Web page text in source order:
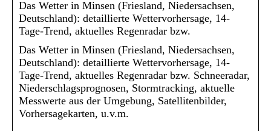
Das Wetter in Minsen (Friesland, Niedersachsen,
Deutschland): detaillierte Wettervorhersage, 14-
Tage-Trend, aktuelles Regenradar bzw.
Das Wetter in Minsen (Friesland, Niedersachsen,
Deutschland): detaillierte Wettervorhersage, 14-
Tage-Trend, aktuelles Regenradar bzw. Schneeradar,
Niederschlagsprognosen, Stormtracking, aktuelle
Messwerte aus der Umgebung, Satellitenbilder,
Vorhersagekarten, u.v.m.